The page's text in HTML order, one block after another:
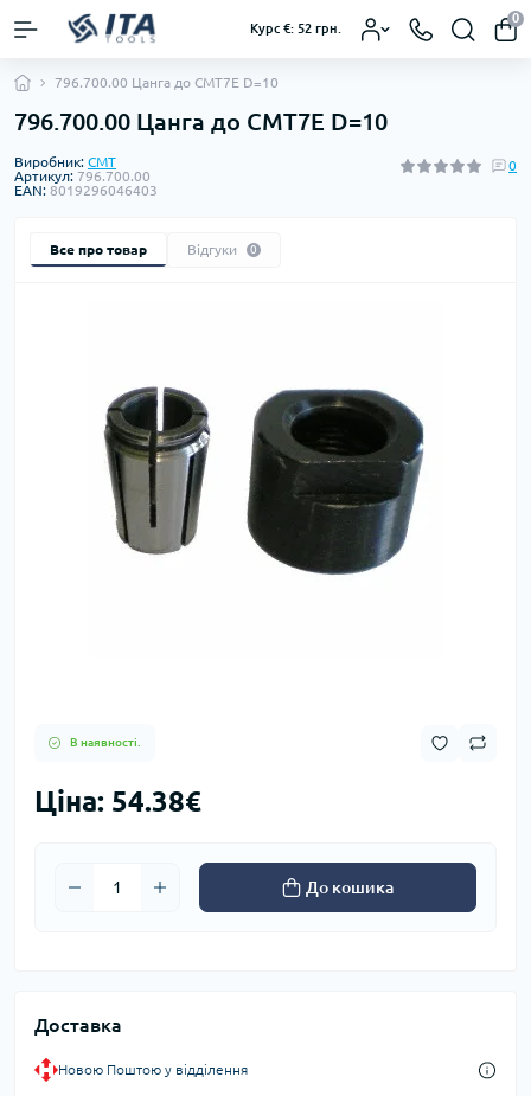
Курс €: 52 грн.
0
796.700.00 Цанга до CMT7E D=10
796.700.00 Цанга до CMT7E D=10
Виробник: CMT
Артикул: 796.700.00
EAN: 8019296046403
0
Все про товар Відгуки 0
В наявності.
Ціна: 54.38€
До кошика
Доставка
Новою Поштою у відділення